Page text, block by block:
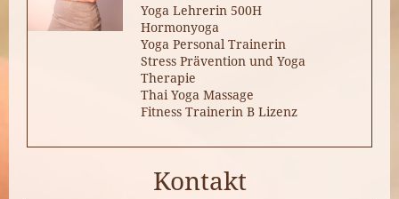
Yoga Lehrerin 500H
Hormonyoga
Yoga Personal Trainerin
Stress Prävention und Yoga
Therapie
Thai Yoga Massage
Fitness Trainerin B Lizenz
Kontakt